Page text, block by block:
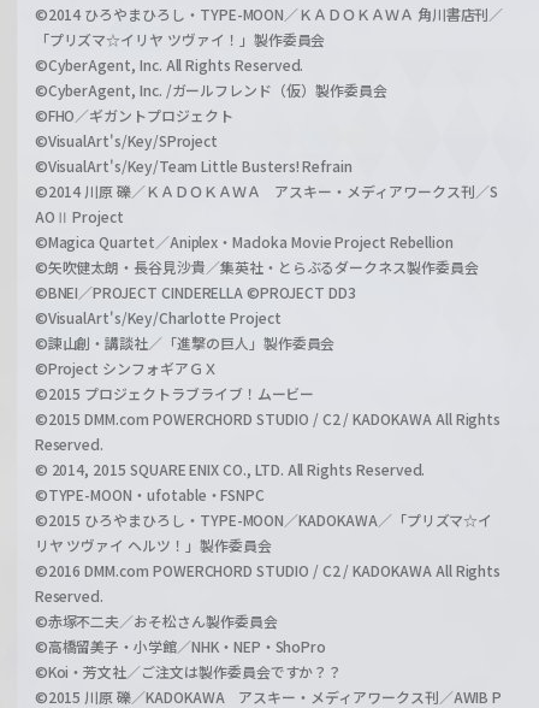
©2014 ひろやまひろし・TYPE-MOON／ＫＡＤＯＫＡＷＡ 角川書店刊／
「プリズマ☆イリヤ ツヴァイ！」製作委員会
©CyberAgent, Inc. All Rights Reserved.
©CyberAgent, Inc. /ガールフレンド（仮）製作委員会
©FHO／ギガントプロジェクト
©VisualArt's/Key/SProject
©VisualArt's/Key/Team Little Busters! Refrain
©2014 川原 礫／ＫＡＤＯＫＡＷＡ アスキー・メディアワークス刊／S
AOⅡ Project
©Magica Quartet／Aniplex・Madoka Movie Project Rebellion
©矢吹健太朗・長谷見沙貴／集英社・とらぶるダークネス製作委員会
©BNEI／PROJECT CINDERELLA ©PROJECT DD3
©VisualArt's/Key/Charlotte Project
©諫山創・講談社／「進撃の巨人」製作委員会
©Project シンフォギアＧＸ
©2015 プロジェクトラブライブ！ムービー
©2015 DMM.com POWERCHORD STUDIO / C2 / KADOKAWA All Rights
Reserved.
© 2014, 2015 SQUARE ENIX CO., LTD. All Rights Reserved.
©TYPE-MOON・ufotable・FSNPC
©2015 ひろやまひろし・TYPE-MOON／KADOKAWA／「プリズマ☆イ
リヤ ツヴァイ ヘルツ！」製作委員会
©2016 DMM.com POWERCHORD STUDIO / C2 / KADOKAWA All Rights
Reserved.
©赤塚不二夫／おそ松さん製作委員会
©高橋留美子・小学館／NHK・NEP・ShoPro
©Koi・芳文社／ご注文は製作委員会ですか？？
©2015 川原 礫／KADOKAWA アスキー・メディアワークス刊／AWIB P